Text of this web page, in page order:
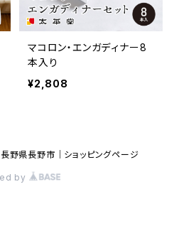
マコロン・エンガディナー8
本入り
¥2,808
野県長野市｜ショッピングページ
by